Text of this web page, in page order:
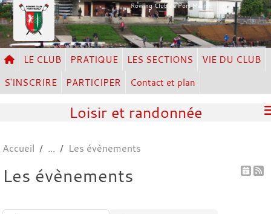
Rowing Club de Port Marly
LE CLUB PRATIQUE LES SECTIONS
VIE DU CLUB
S'INSCRIRE
PARTICIPER Contact et plan
Loisir et randonnée
Accueil Les évènements
Les évènements
Panneau de gestion des cookies